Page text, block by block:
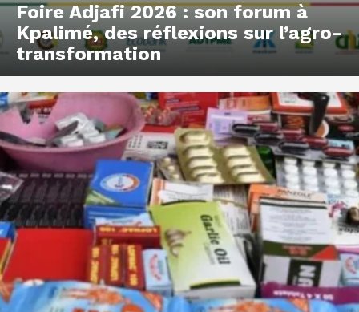
Foire Adjafi 2026 : son forum à
Kpalimé, des réflexions sur l’agro-
transformation